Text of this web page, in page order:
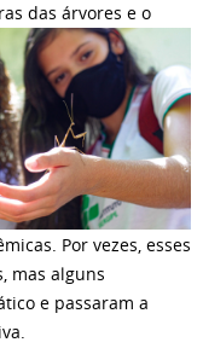
das árvores e o
Por vezes, esses
mas alguns
e passaram a